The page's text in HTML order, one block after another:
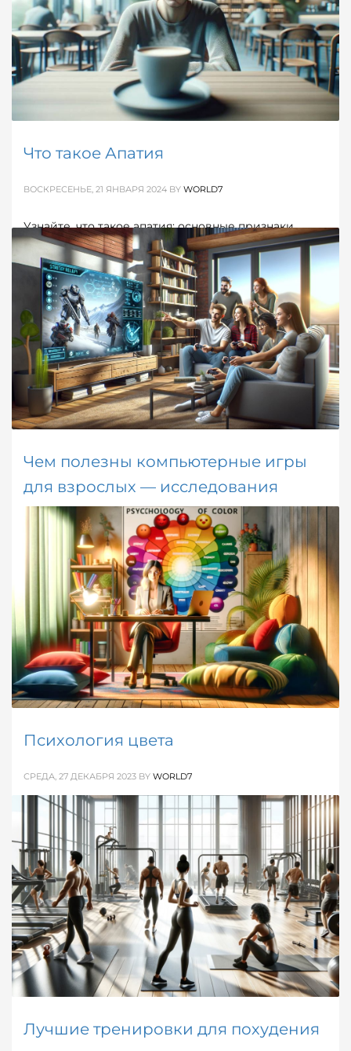
ОПУБЛИКОВАНО ВРОДИТЕЛИ / ДЕТИ
МЕТКИ: МАЛЕНЬКИЕ ДЕТИ
Что такое Апатия
ВОСКРЕСЕНЬЕ, 21 ЯНВАРЯ 2024 BY WORLD7
Узнайте, что такое апатия: основные признаки,
причины и методы борьбы. Эта статья поможет вам
понять, как апатия влияет на жизнь человека и что
делать, если вы или ваши близкие сталкиваетесь с
этим состоянием.
ОПУБЛИКОВАНО ВСПРАВОЧНИК
МЕТКИ: ДЕПРЕССИЯ
Чем полезны компьютерные игры
для взрослых — исследования
СУББОТА, 20 ЯНВАРЯ 2024 BYWORLD7
Всесторонний взгляд на пользу компьютерных игр
и их использование как эффективный инструмент
для личностного и профессионального развития.
ОПУБЛИКОВАНО ВСПРАВОЧНИК
Психология цвета
СРЕДА, 27 ДЕКАБРЯ 2023 BY WORLD7
Узнайте, как цвета могут повлиять на ваше
настроение и продуктивность, а также об их
использовании в терапевтических и
образовательных целях.
ОПУБЛИКОВАНО ВСПРАВОЧНИК
МЕТКИ: ПСИХОЛОГИЯ
Лучшие тренировки для похудения